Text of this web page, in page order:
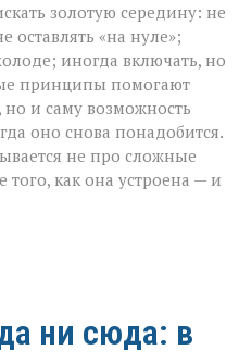
золотую середину: не
оставлять «на нуле»;
иногда включать, но
принципы помогают
но и саму возможность
оно снова понадобится.
не про сложные
как она устроена — и
ни сюда: в